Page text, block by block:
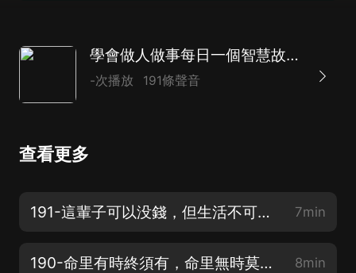
學會做人做事每日一個智慧故事 | 人情世故 了解人性
-次播放 191條聲音
查看更多
191-這輩子可以没錢，但生活不可以無趣(完） 7min
190-命里有時終須有，命里無時莫強求 8min